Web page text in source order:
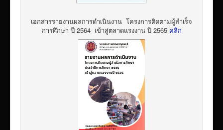
เอกสารรายงานผลการดำเนินงาน โครงการติดตามผู้สำเร็จ
การศึกษา ปี 2564 เข้าสู่ตลาดแรงงาน ปี 2565 คลิก